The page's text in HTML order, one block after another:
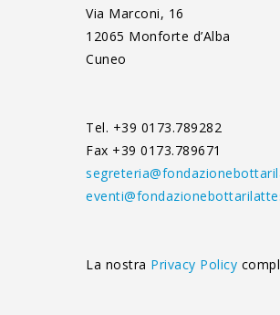
Via Marconi, 16
12065 Monforte d’Alba
Cuneo
Tel. +39 0173.789282
Fax +39 0173.789671
La nostra Privacy Policy